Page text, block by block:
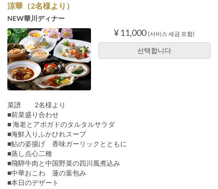
涼華（2名様より）
NEW華川ディナー
¥ 11,000 (서비스 세금 포함)
선택합니다
菜譜 2名様より
■前菜盛り合わせ
■ 海老とアボガドのタルタルサラダ
■海鮮入りふかひれスープ
■鮎の姿揚げ 香味ガーリックとともに
■蒸し点心二種
■飛騨牛肉と中国野菜の四川風煮込み
■中華おこわ 蓮の葉包み
■本日のデザート